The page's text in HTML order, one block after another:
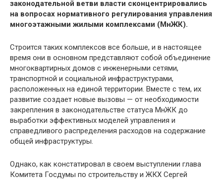
законодательной ветви власти сконцентрировались
на вопросах нормативного регулирования управления
многоэтажными жилыми комплексами (МнЖК).
Строится таких комплексов все больше, и в настоящее
время они в основном представляют собой объединение
многоквартирных домов с инженерными сетями,
транспортной и социальной инфраструктурами,
расположенных на единой территории. Вместе с тем, их
развитие создает новые вызовы — от необходимости
закрепления в законодательстве статуса МнЖК до
выработки эффективных моделей управления и
справедливого распределения расходов на содержание
общей инфраструктуры.
Однако, как констатировал в своем выступлении глава
Комитета Госдумы по строительству и ЖКХ Сергей